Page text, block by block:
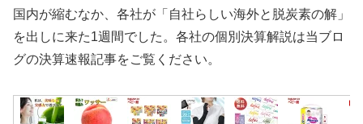
国内が縮むなか、各社が「自社らしい海外と脱炭素の解」
を出しに来た1週間でした。各社の個別決算解説は当ブロ
グの決算速報記事をご覧ください。